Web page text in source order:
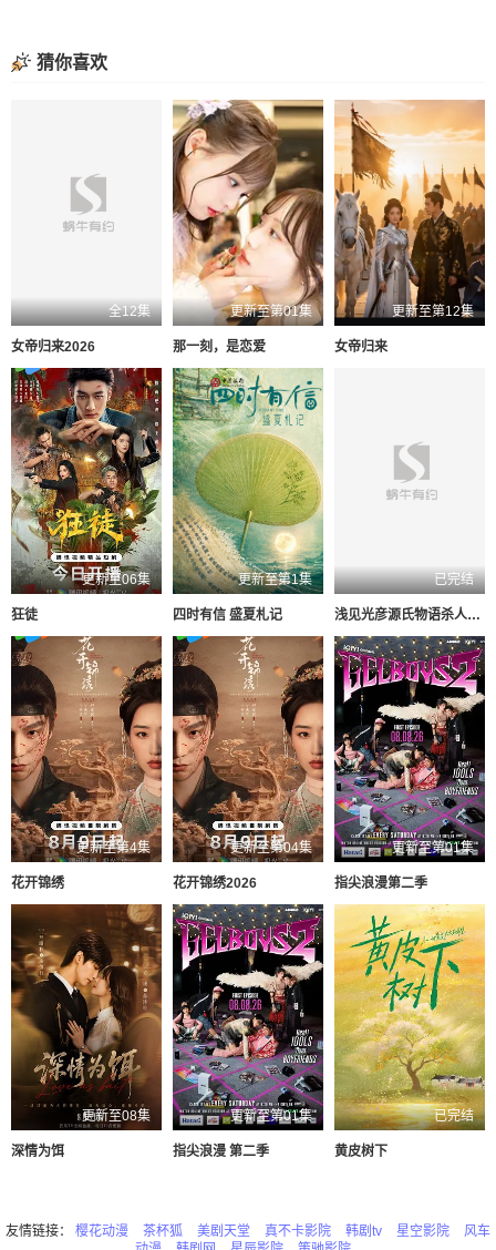
猜你喜欢
全12集
女帝归来2026
更新至第01集
那一刻，是恋爱
更新至第12集
女帝归来
更新至06集
狂徒
更新至第1集
四时有信 盛夏札记
已完结
浅见光彦源氏物语杀人事件
更新至第4集
花开锦绣
更新至第04集
花开锦绣2026
更新至第01集
指尖浪漫第二季
更新至08集
深情为饵
更新至第01集
指尖浪漫 第二季
已完结
黄皮树下
友情链接： 樱花动漫 茶杯狐 美剧天堂 真不卡影院 韩剧tv 星空影院
风车